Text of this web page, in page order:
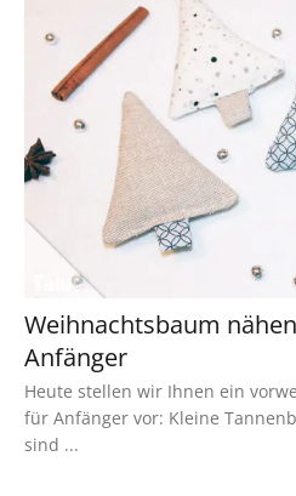
Weihnachtsbaum
Anfänger
Heute stellen wir Ihnen ein
für Anfänger vor: Kleine
sind ...